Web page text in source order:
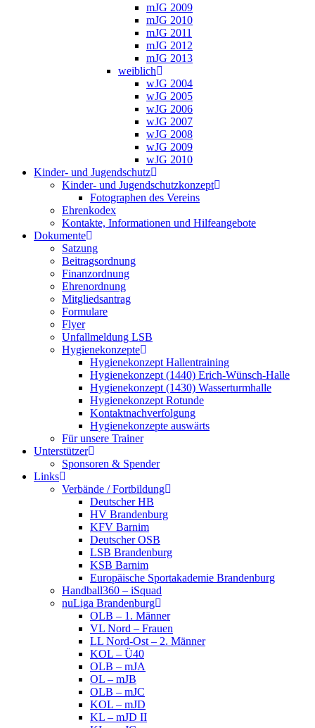
mJG 2009
mJG 2010
mJG 2011
mJG 2012
mJG 2013
weiblich
wJG 2004
wJG 2005
wJG 2006
wJG 2007
wJG 2008
wJG 2009
wJG 2010
Kinder- und Jugendschutz
Kinder- und Jugendschutzkonzept
Fotographen des Vereins
Ehrenkodex
Kontakte, Informationen und Hilfeangebote
Dokumente
Satzung
Beitragsordnung
Finanzordnung
Ehrenordnung
Mitgliedsantrag
Formulare
Flyer
Unfallmeldung LSB
Hygienekonzepte
Hygienekonzept Hallentraining
Hygienekonzept (1440) Erich-Wünsch-Halle
Hygienekonzept (1430) Wasserturmhalle
Hygienekonzept Rotunde
Kontaktnachverfolgung
Hygienekonzepte auswärts
Für unsere Trainer
Unterstützer
Sponsoren & Spender
Links
Verbände / Fortbildung
Deutscher HB
HV Brandenburg
KFV Barnim
Deutscher OSB
LSB Brandenburg
KSB Barnim
Europäische Sportakademie Brandenburg
Handball360 – iSquad
nuLiga Brandenburg
OLB – 1. Männer
VL Nord – Frauen
LL Nord-Ost – 2. Männer
KOL – Ü40
OLB – mJA
OL – mJB
OLB – mJC
KOL – mJD
KL – mJD II